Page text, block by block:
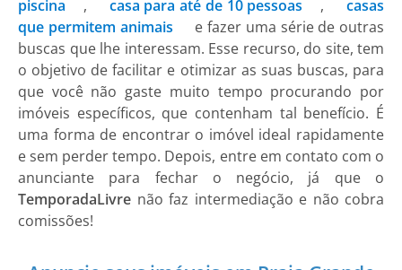
piscina
, casa para até de 10 pessoas ,
casas
que permitem animais
e fazer uma série de outras
buscas que lhe interessam. Esse recurso, do site, tem
o objetivo de facilitar e otimizar as suas buscas, para
que você não gaste muito tempo procurando por
imóveis específicos, que contenham tal benefício. É
uma forma de encontrar o imóvel ideal rapidamente
e sem perder tempo. Depois, entre em contato com o
anunciante para fechar o negócio, já que o
TemporadaLivre não faz intermediação e não cobra
comissões!